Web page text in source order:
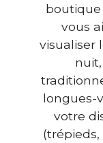
vous
visualiser
longues-
votre